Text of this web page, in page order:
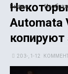
Видео
Automata
копируют
20 3-, 1-12